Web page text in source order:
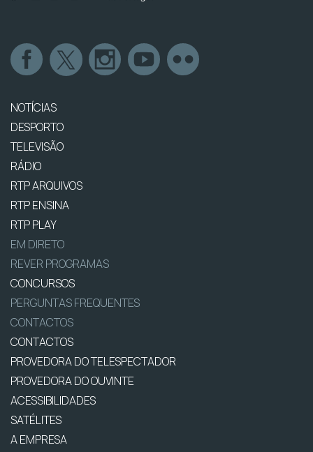
NOTÍCIAS
DESPORTO
TELEVISÃO
RÁDIO
RTP ARQUIVOS
RTP ENSINA
RTP PLAY
EM DIRETO
REVER PROGRAMAS
CONCURSOS
PERGUNTAS FREQUENTES
CONTACTOS
CONTACTOS
PROVEDORA DO TELESPECTADOR
PROVEDORA DO OUVINTE
ACESSIBILIDADES
SATÉLITES
A EMPRESA